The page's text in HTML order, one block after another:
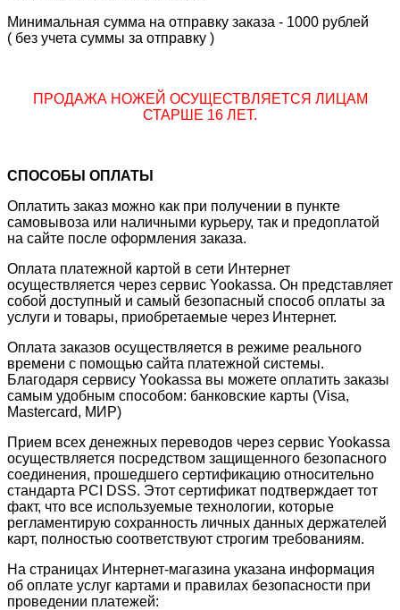
Минимальная сумма на отправку заказа - 1000 рублей
( без учета суммы за отправку )
ПРОДАЖА НОЖЕЙ ОСУЩЕСТВЛЯЕТСЯ ЛИЦАМ
СТАРШЕ 16 ЛЕТ.
СПОСОБЫ ОПЛАТЫ
Оплатить заказ можно как при получении в пункте
самовывоза или наличными курьеру, так и предоплатой
на сайте после оформления заказа.
Оплата платежной картой в сети Интернет
осуществляется через сервис Yookassa. Он представляет
собой доступный и самый безопасный способ оплаты за
услуги и товары, приобретаемые через Интернет.
Оплата заказов осуществляется в режиме реального
времени с помощью сайта платежной системы.
Благодаря сервису Yookassa вы можете оплатить заказы
самым удобным способом: банковские карты (Visa,
Mastercard, МИР)
Прием всех денежных переводов через сервис Yookassa
осуществляется посредством защищенного безопасного
соединения, прошедшего сертификацию относительно
стандарта PCI DSS. Этот сертификат подтверждает тот
факт, что все используемые технологии, которые
регламентирую сохранность личных данных держателей
карт, полностью соответствуют строгим требованиям.
На страницах Интернет-магазина указана информация
об оплате услуг картами и правилах безопасности при
проведении платежей: